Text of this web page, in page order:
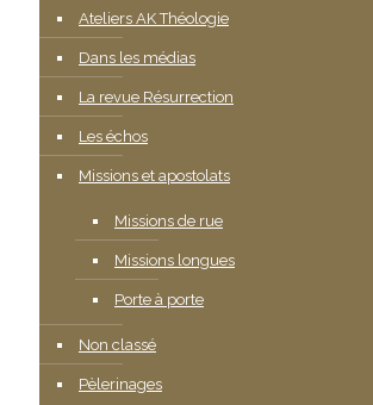
Ateliers AK Théologie
Dans les médias
La revue Résurrection
Les échos
Missions et apostolats
Missions de rue
Missions longues
Porte à porte
Non classé
Pèlerinages